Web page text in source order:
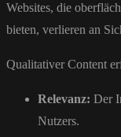
Websites, die
bieten, verlieren an
Qualitativer Content
Relevanz: Der
Nutzers.